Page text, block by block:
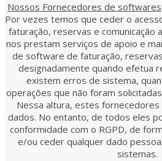
Nossos Fornecedores de softwares
Por vezes temos que ceder o
faturação, reservas e comunicação
nos prestam serviços de apoio e
de software de faturação,
designadamente quando efetua
existem erros de sistema,
operações que não foram
Nessa altura, estes
dados. No entanto, de todos eles
conformidade com o RGPD, de
e/ou ceder qualquer dado
sistemas.